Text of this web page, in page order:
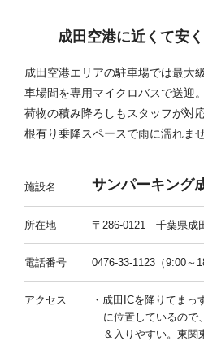
成田空港に近くて安
成田空港エリアの駐車場では最大
車場間を専用マイクロバスで送迎
荷物の積み降ろしもスタッフが対
根有り乗降スペースで雨に濡れませ
施設名 サンパーキング
所在地 〒286-0121 千葉県成
電話番号 0476-33-1123（9:00～
アクセス
成田ICを降りてまっ
に位置しているので
＆入りやすい。東関